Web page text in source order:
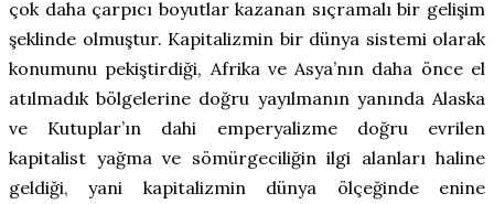
çok daha çarpıcı boyutlar kazanan sıçramalı bir gelişim
şeklinde olmuştur. Kapitalizmin bir dünya sistemi olarak
konumunu pekiştirdiği, Afrika ve Asya’nın daha önce el
atılmadık bölgelerine doğru yayılmanın yanında Alaska
ve Kutuplar’ın dahi emperyalizme doğru evrilen
kapitalist yağma ve sömürgeciliğin ilgi alanları haline
geldiği, yani kapitalizmin dünya ölçeğinde enine